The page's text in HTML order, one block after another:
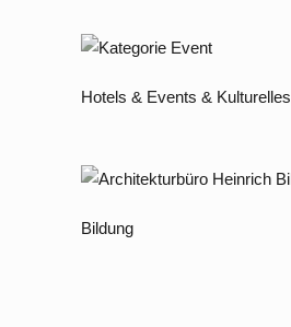
Hotels & Events & Kulturelles
Bildung